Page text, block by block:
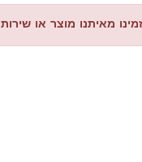
מאיתנו מוצר או שירות